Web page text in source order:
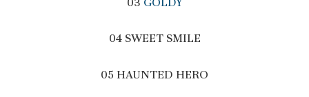
04 SWEET SMILE
05 HAUNTED HERO